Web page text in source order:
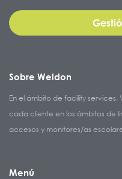
Sobre Weldon
En el ámbito de facility
cada cliente en los ámbitos de
accesos y monitores/as
Menú